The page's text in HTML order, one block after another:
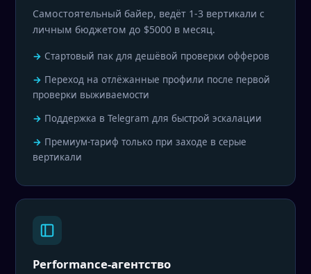
Самостоятельный байер, ведёт 1-3 вертикали с
личным бюджетом до $5000 в месяц.
Стартовый пак для дешёвой проверки офферов
Переход на отлёжанные профили после первой
проверки выживаемости
Поддержка в Telegram для быстрой эскалации
Премиум-тариф только при заходе в серые
вертикали
Performance-агентство